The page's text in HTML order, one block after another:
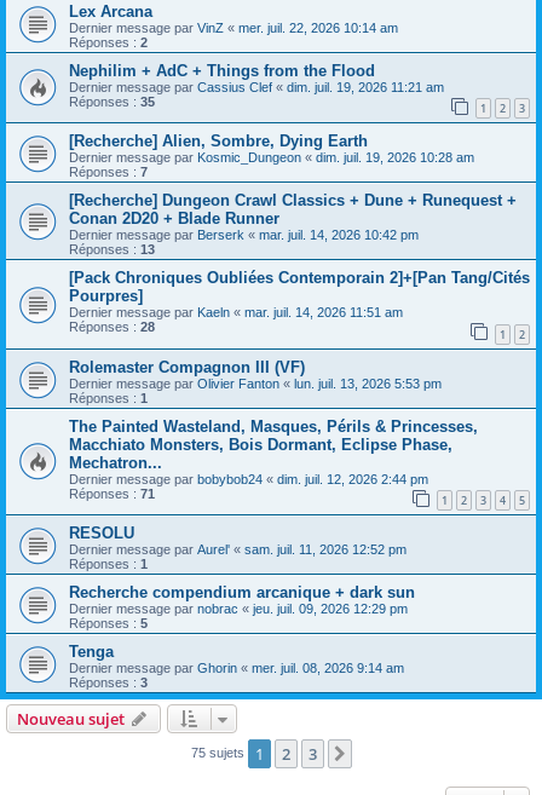
Lex Arcana
Dernier message par VinZ « mer. juil. 22, 2026 10:14 am
Réponses : 2
Nephilim + AdC + Things from the Flood
Dernier message par Cassius Clef « dim. juil. 19, 2026 11:21 am
Réponses : 35 1 2 3
[Recherche] Alien, Sombre, Dying Earth
Dernier message par Kosmic_Dungeon « dim. juil. 19, 2026 10:28 am
Réponses : 7
[Recherche] Dungeon Crawl Classics + Dune + Runequest +
Conan 2D20 + Blade Runner
Dernier message par Berserk « mar. juil. 14, 2026 10:42 pm
Réponses : 13
[Pack Chroniques Oubliées Contemporain 2]+[Pan Tang/Cités
Pourpres]
Dernier message par Kaeln « mar. juil. 14, 2026 11:51 am
Réponses : 28 1 2
Rolemaster Compagnon III (VF)
Dernier message par Olivier Fanton « lun. juil. 13, 2026 5:53 pm
Réponses : 1
The Painted Wasteland, Masques, Périls & Princesses,
Macchiato Monsters, Bois Dormant, Eclipse Phase,
Mechatron...
Dernier message par bobybob24 « dim. juil. 12, 2026 2:44 pm
Réponses : 71 1 2 3 4 5
RESOLU
Dernier message par Aurel' « sam. juil. 11, 2026 12:52 pm
Réponses : 1
Recherche compendium arcanique + dark sun
Dernier message par nobrac « jeu. juil. 09, 2026 12:29 pm
Réponses : 5
Tenga
Dernier message par Ghorin « mer. juil. 08, 2026 9:14 am
Réponses : 3
Nouveau sujet
75 sujets 1 2 3